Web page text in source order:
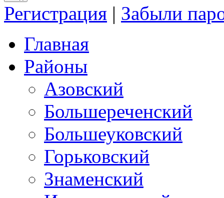
Регистрация | Забыли
Главная
Районы
Азовский
Большереченский
Большеуковский
Горьковский
Знаменский